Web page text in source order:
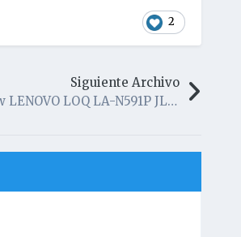
2
Siguiente Archivo
Boardview LENOVO LOQ LA-N591P JLG50 Rev 1.0